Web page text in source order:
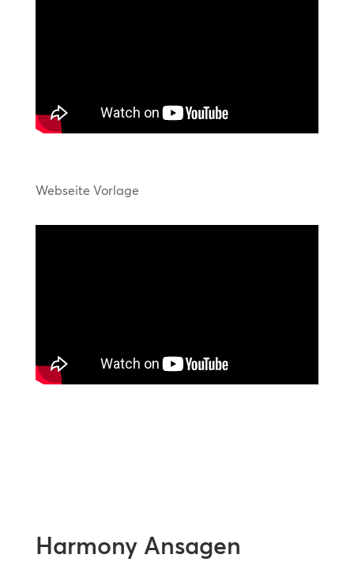
Webseite Vorlage
Harmony Ansagen